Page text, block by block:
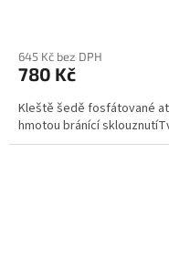
645 Kč bez DPH
780 Kč
Kleště šedě fosfátované
hmotou bránící